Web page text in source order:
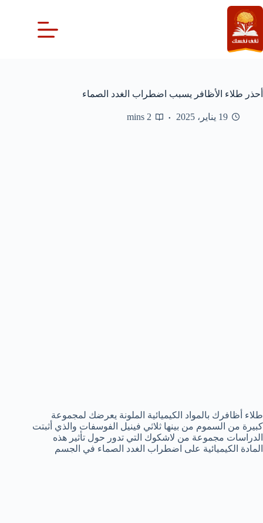
التجاوز
إلى
المحتوى
أحذر طلاء الأظافر يسبب اضطراب الغدد الصماء
19 يناير، 2025 2 mins
طلاء أظافرك بالمواد الكيميائية الملونة يعرضك لمجموعة
كبيرة من السموم من بينها ثلاثي فينيل الفوسفات والذي أثبتت
الدراسات مجموعة من لاشكوك التي تدور حول تأثير هذه
المادة الكيميائية على اضطراب الغدد الصماء في الجسم